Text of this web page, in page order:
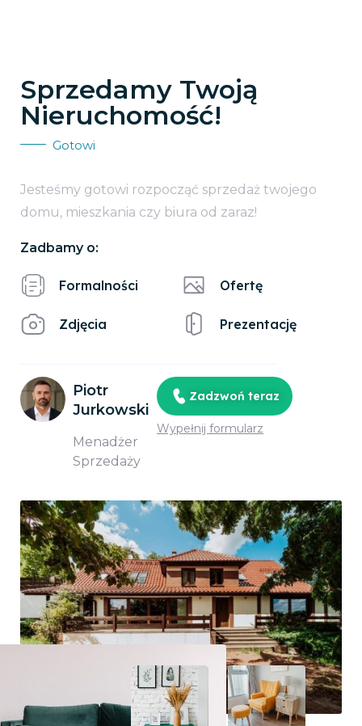
Sprzedamy Twoją
Nieruchomość!
Gotowi
Jesteśmy gotowi rozpocząć sprzedaż twojego
domu, mieszkania czy biura od zaraz!
Zadbamy o:
Formalności
Zdjęcia
Ofertę
Prezentację
Piotr
Jurkowski
Menadżer
Sprzedaży
Zadzwoń teraz
Wypełnij formularz